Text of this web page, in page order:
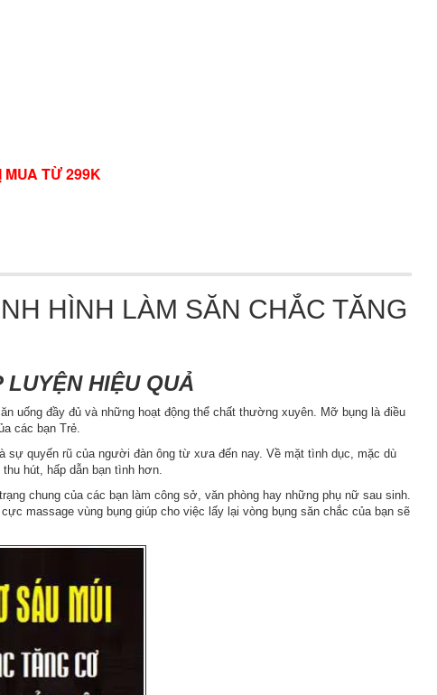
MUA TỪ 299K
HÌNH LÀM SĂN CHẮC TĂNG
HIỆU QUẢ
uống đầy đủ và những hoạt động thể chất thường xuyên. Mỡ bụng là điều
các bạn Trẻ.
quyến rũ của người đàn ông từ xưa đến nay. Về mặt tình dục, mặc dù
hút, hấp dẫn bạn tình hơn.
chung của các bạn làm công sở, văn phòng hay những phụ nữ sau sinh.
massage vùng bụng giúp cho việc lấy lại vòng bụng săn chắc của bạn sẽ